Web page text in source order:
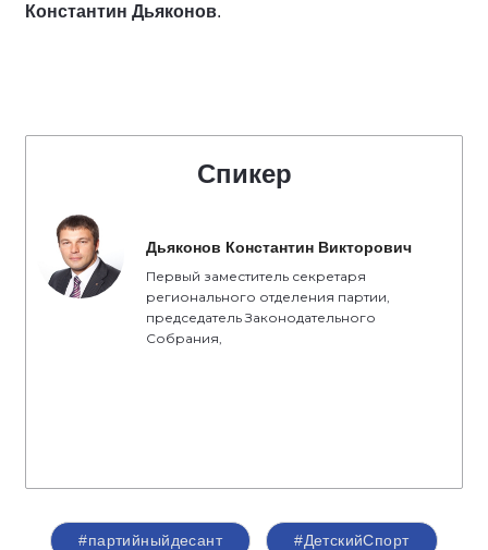
Константин Дьяконов.
Спикер
Дьяконов Константин Викторович
Первый заместитель секретаря
регионального отделения партии,
председатель Законодательного
Собрания,
#партийныйдесант #ДетскийСпорт